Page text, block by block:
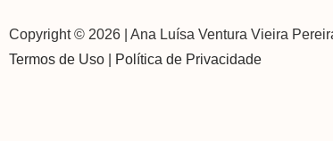
Copyright © 2026 | Ana Luísa Ventura Vieira
Termos de Uso
Política de Privacidade